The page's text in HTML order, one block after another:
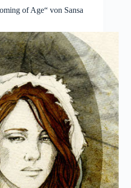
of Age“ von Sansa